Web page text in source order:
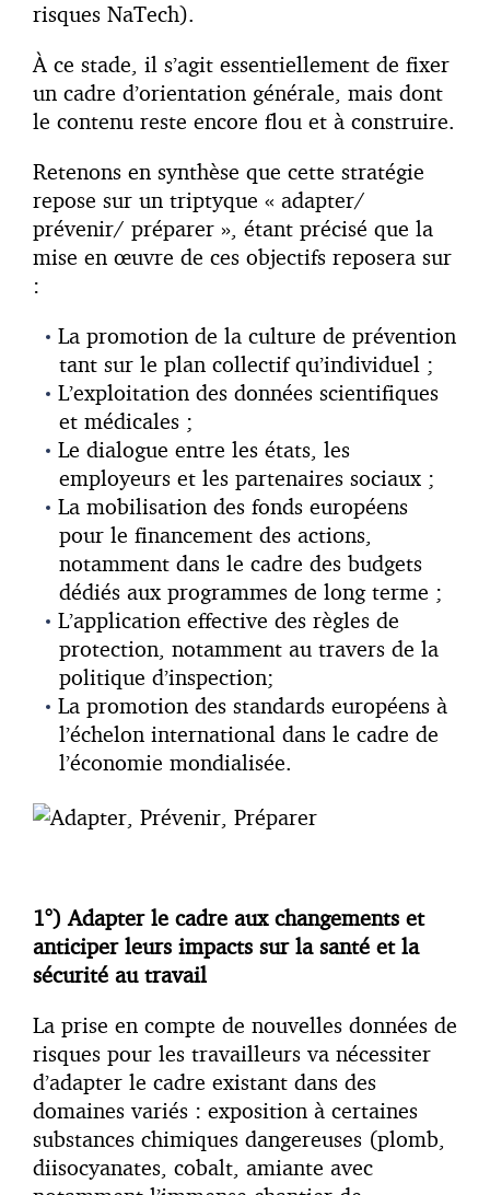
risques NaTech).
À ce stade, il s’agit essentiellement de fixer
un cadre d’orientation générale, mais dont
le contenu reste encore flou et à construire.
Retenons en synthèse que cette stratégie
repose sur un triptyque « adapter/
prévenir/ préparer », étant précisé que la
mise en œuvre de ces objectifs reposera sur
:
La promotion de la culture de prévention
tant sur le plan collectif qu’individuel ;
L’exploitation des données scientifiques
et médicales ;
Le dialogue entre les états, les
employeurs et les partenaires sociaux ;
La mobilisation des fonds européens
pour le financement des actions,
notamment dans le cadre des budgets
dédiés aux programmes de long terme ;
L’application effective des règles de
protection, notamment au travers de la
politique d’inspection;
La promotion des standards européens à
l’échelon international dans le cadre de
l’économie mondialisée.
1°) Adapter le cadre aux changements et
anticiper leurs impacts sur la santé et la
sécurité au travail
La prise en compte de nouvelles données de
risques pour les travailleurs va nécessiter
d’adapter le cadre existant dans des
domaines variés : exposition à certaines
substances chimiques dangereuses (plomb,
diisocyanates, cobalt, amiante avec